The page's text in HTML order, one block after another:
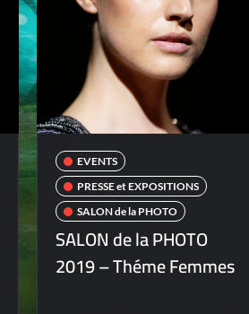
EVENTS
PRESSE et EXPOSITIONS
SALON de la PHOTO
SALON de la PHOTO
2019 – Théme Femmes